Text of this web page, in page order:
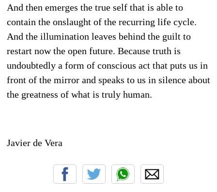
And then emerges the true self that is able to
contain the onslaught of the recurring life cycle.
And the illumination leaves behind the guilt to
restart now the open future. Because truth is
undoubtedly a form of conscious act that puts us in
front of the mirror and speaks to us in silence about
the greatness of what is truly human.
Javier de Vera